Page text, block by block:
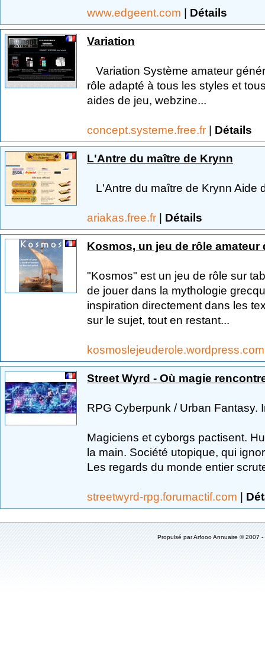
www.edgeent.com | Détails
Variation
Variation Système amateur
rôle adapté à tous les styles et
aides de jeu, webzine...
concept.systeme.free.fr | Détails
L'Antre du maître de Krynn
L'Antre du maître de Krynn Aide
ariakas.free.fr | Détails
Kosmos, un jeu de rôle
"Kosmos" est un jeu de rôle sur
de jouer dans la mythologie
inspiration directement dans les
sur le sujet, tout en restant...
Street Wyrd - Où magie
RPG Cyberpunk / Urban Fantasy.
Magiciens et cyborgs pactisent.
la main. Société utopique, qui
Les regards du monde entier
streetwyrd-rpg.forumactif.com |
Propulsé parArfooo Annuaire © 2007